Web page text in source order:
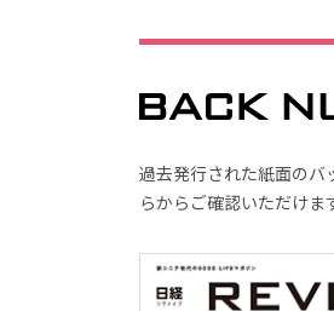
過去発行された紙面のバ
らからご確認いただけま